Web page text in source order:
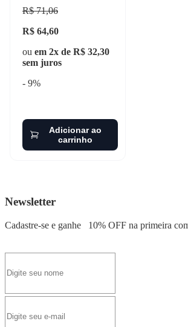
4x4 bf 75 4x4 1967-2005
marflex - 345
R$ 71,06
R$ 64,60
ou em 2x de R$ 32,30
sem juros
- 9%
Adicionar ao
carrinho
Newsletter
Cadastre-se e ganhe 10% OFF na primeira